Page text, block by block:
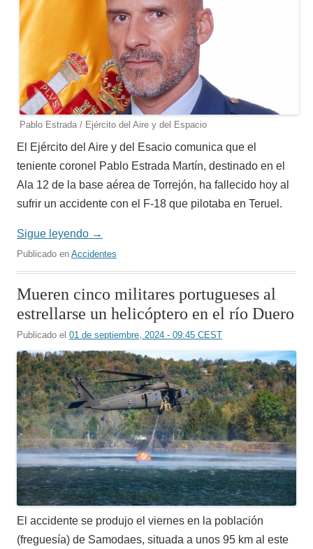
Pablo Estrada / Ejército del Aire y del Espacio
El Ejército del Aire y del Esacio comunica que el
teniente coronel Pablo Estrada Martín, destinado en el
Ala 12 de la base aérea de Torrejón, ha fallecido hoy al
sufrir un accidente con el F-18 que pilotaba en Teruel.
Sigue leyendo →
Publicado en Accidentes
Mueren cinco militares portugueses al
estrellarse un helicóptero en el río Duero
Publicado el 01 de septiembre, 2024 - 09:45 CEST
El accidente se produjo el viernes en la población
(freguesía) de Samodaes, situada a unos 95 km al este